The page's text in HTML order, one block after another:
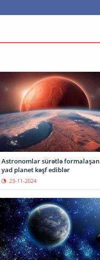
Astronomlar sürətlə formalaşan
yad planet kəşf ediblər
23-11-2024